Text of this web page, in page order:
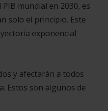
mundial en 2030, es
solo el principio. Este
exponencial
y afectarán a todos
Estos son algunos de